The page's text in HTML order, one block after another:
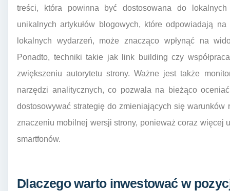
treści, która powinna być dostosowana do
unikalnych artykułów blogowych, które odpowiadają
lokalnych wydarzeń, może znacząco wpłynąć na
Ponadto, techniki takie jak link building czy
zwiększeniu autorytetu strony. Ważne jest także
narzędzi analitycznych, co pozwala na bieżąco
dostosowywać strategię do zmieniających się
znaczeniu mobilnej wersji strony, ponieważ coraz więcej
smartfonów.
Dlaczego warto inwestować w